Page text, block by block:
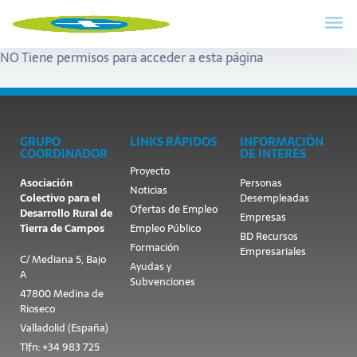
NO Tiene permisos para acceder a esta página
GRUPO
COORDINADOR
Asociación
Colectivo para el
Desarrollo Rural de
Tierra de Campos
C/ Mediana 5, Bajo
A
47800 Medina de
Rioseco
Valladolid (España)
Tlfn: +34 983 725
LINKS RÁPIDOS
Proyecto
Noticias
Ofertas de Empleo
Empleo Público
Formación
Ayudas y
Subvenciones
INFORMACIÓN
DE INTERÉS
Personas
Desempleadas
Empresas
BD Recursos
Empresariales